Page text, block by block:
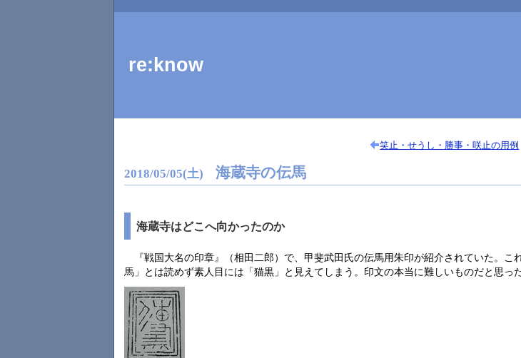
re:know
笑止・せうし・勝事・咲止の用例
2018/05/05(土) 海蔵寺の伝馬
海蔵寺はどこへ向かったのか
『戦国大名の印章』（相田二郎）で、甲斐武田氏の伝馬用朱印が紹介されていた。こ
馬」とは読めず素人目には「猫黒」と見えてしまう。印文の本当に難しいものだと思った